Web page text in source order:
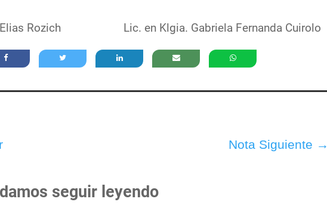
Elias Rozich Lic. en Klgia. Gabriela Fernanda Cuirolo
Nota Siguiente →
seguir leyendo